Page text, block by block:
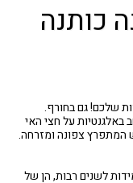
כותנה
באלגנטיות על חצי האי
עמידות לשנים רבות, הן של